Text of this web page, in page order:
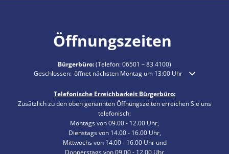
Öffnungszeiten
Bürgerbüro:(Telefon:06501 – 83 4100)
Klicken, um weitere Öffnungs- oder Schließzeiten auszublenden
Geschlossen: öffnet nächsten Montag um 13:00 Uhr
Telefonische Erreichbarkeit Bürgerbüro:
Zusätzlich zu den oben genannten Öffnungszeiten erreichen Sie uns
telefonisch:
Montags von 09.00 - 12.00 Uhr,
Dienstags von 14.00 - 16.00 Uhr,
Mittwochs von 14.00 - 16.00 Uhr und
Donnerstags von 09.00 - 12.00 Uhr